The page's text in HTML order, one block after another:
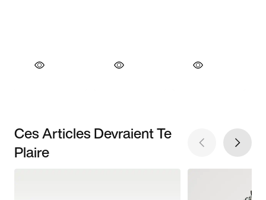
Ces Articles Devraient Te
Plaire